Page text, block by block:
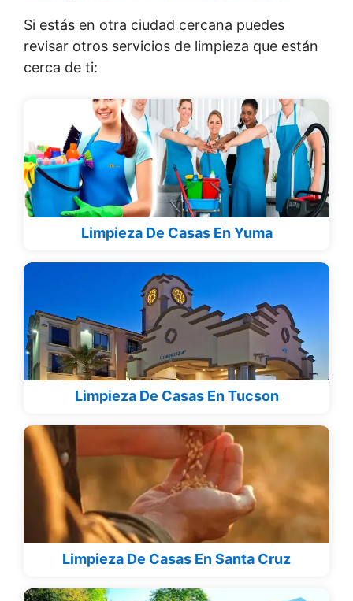
Si estás en otra ciudad cercana puedes
revisar otros servicios de limpieza que están
cerca de ti:
Limpieza De Casas En Yuma
Limpieza De Casas En Tucson
Limpieza De Casas En Santa Cruz